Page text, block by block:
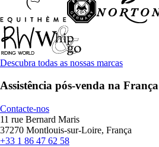
Descubra todas as nossas marcas
Assistência pós-venda na França
Contacte-nos
11 rue Bernard Maris
37270 Montlouis-sur-Loire, França
+33 1 86 47 62 58